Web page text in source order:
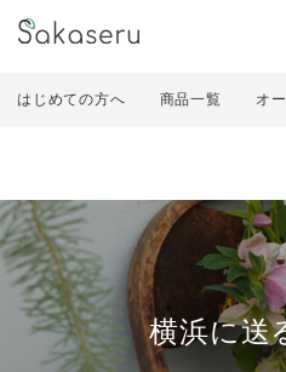
はじめての方へ 商品一覧 オ
横浜に送